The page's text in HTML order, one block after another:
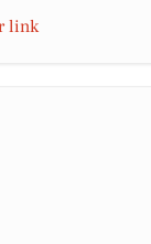
link